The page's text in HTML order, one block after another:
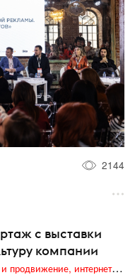
2144
с выставки
компании
Digital (web-дизайн, интернет-реклама и продвижение, интернет-сообщества и блоги, интернет-коммуникации, мобильный маркетинг, реклама на цифровых экранах)